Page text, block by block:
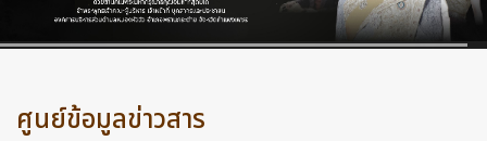
ศูนย์ข้อมูลข่าวสาร